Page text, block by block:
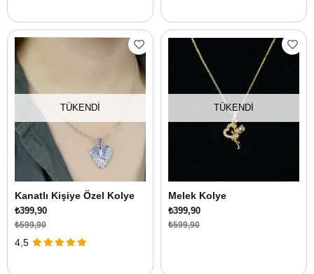
TÜKENDI
Kanatlı Kişiye Özel Kolye
₺399,90
₺599,90
4,5
TÜKENDI
Melek Kolye
₺399,90
₺599,90